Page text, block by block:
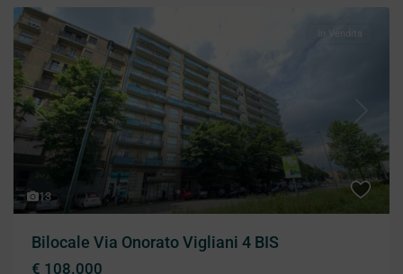
13
Previous
In Vendita
Bilocale Via Onorato Vigliani 4 BIS
€ 108.000